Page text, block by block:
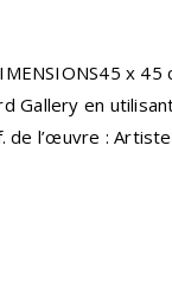
x 45
en
l’œuvre :